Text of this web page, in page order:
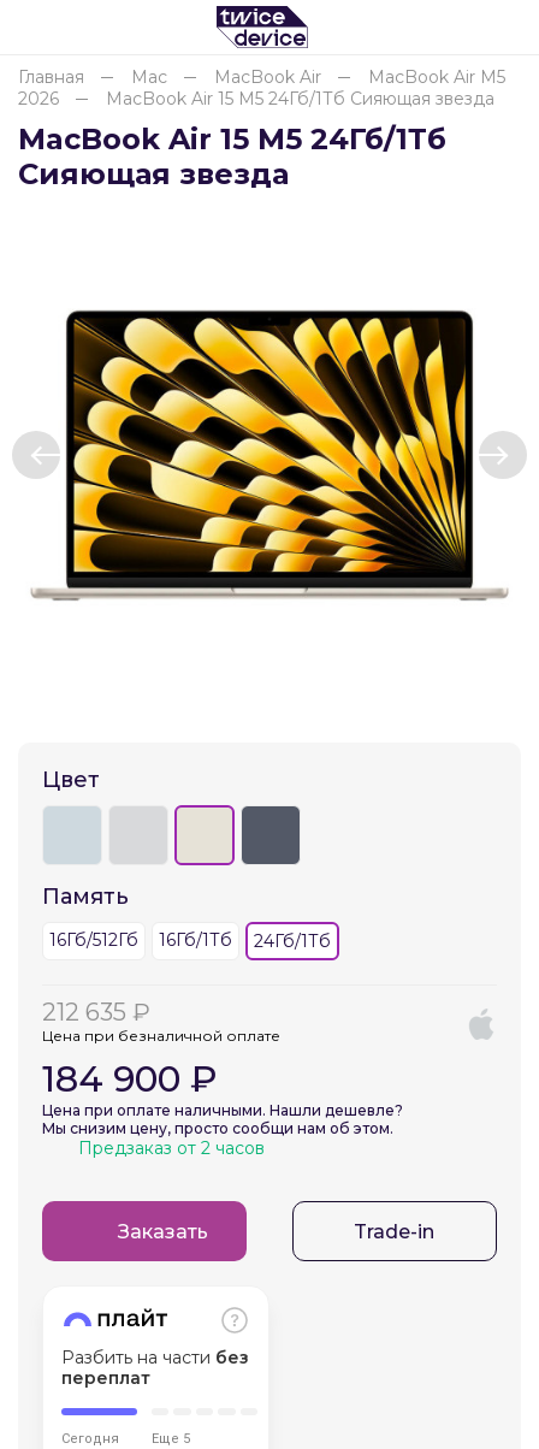
Главная Mac MacBook Air
MacBook Air M5
2026
MacBook Air 15 М5 24Гб/1Тб Сияющая звезда
MacBook Air 15 М5 24Гб/1Тб
Сияющая звезда
Цвет
Память
16Гб/512Гб 16Гб/1Тб 24Гб/1Тб
212 635 ₽
Цена при безналичной оплате
184 900 ₽
Цена при оплате наличными. Нашли дешевле?
Мы снизим цену, просто сообщи нам об этом.
Предзаказ от 2 часов
Заказать Trade-in
Разбить на части без
переплат
Сегодня
Еще 5
Разбейте
График платежей
Сегодня
25 %
Добавляйте товары
Получайте товар
Оставшиеся
списыватьсяс вашей карты
каждые 2 недели
Подробнее
об оплате Плайтом
25
недели
Остались вопросы?
8 800 302-02-51